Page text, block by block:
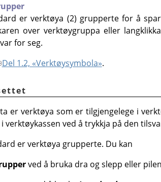
er verktøya (2) grupperte for å
over verktøygruppa eller
for seg.
Del 1.2, «Verktøysymbola».
er verktøya som er tilgjengelege i
verktøykassen ved å trykkja på den
er verktøya grupperte. Du kan
ved å bruka dra og slepp eller